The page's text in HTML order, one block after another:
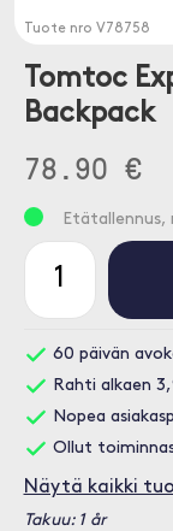
Tuote nro V78758
Tomtoc
Backpack
78.90 €
Etätallennus,
60 päivän
Rahti alkaen
Nopea
Ollut
Näytä kaikki
Takuu: 1 år